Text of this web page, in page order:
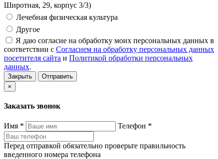
Широтная, 29, корпус 3/3)
Лечебная физическая культура
Другое
Я даю согласие на обработку моих персональных данных в
соответствии с Согласием на обработку персональных данных
посетителя сайта и Политикой обработки персональных
данных.
Закрыть
Отправить
×
Заказать звонок
Имя * Телефон *
Перед отправкой обязательно проверьте правильность
введенного номера телефона